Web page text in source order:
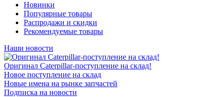
Новинки
Популярные товары
Распродажи и скидки
Рекомендуемые товары
Наши новости
Оригинал Caterpillar-поступление на склад!
Новое поступление на склад
Новые имена на рынке запчастей
Подписка на новости